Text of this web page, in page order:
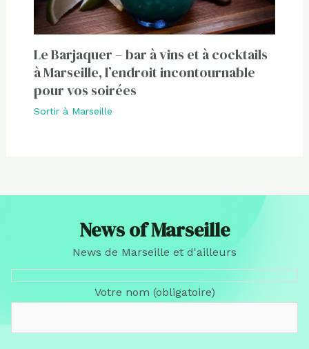
Le Barjaquer – bar à vins et à cocktails
à Marseille, l’endroit incontournable
pour vos soirées
Sortir à Marseille
News of Marseille
News de Marseille et d'ailleurs
Votre nom (obligatoire)